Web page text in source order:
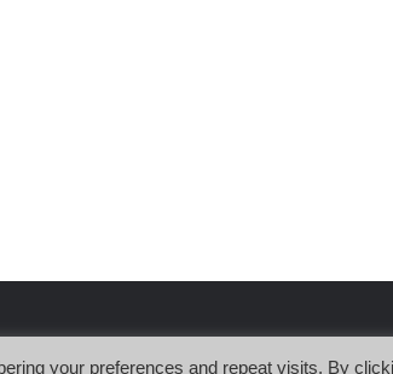
your preferences and repeat visits. By